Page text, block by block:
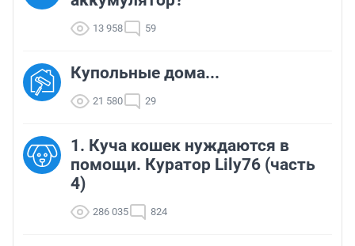
13 958 59
Купольные дома...
21 580 29
1. Куча кошек нуждаются в
помощи. Куратор Lily76 (часть
4)
286 035 824